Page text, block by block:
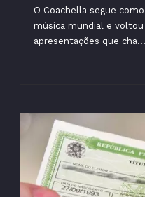
O Coachella segue
música mundial e
apresentações que cha...